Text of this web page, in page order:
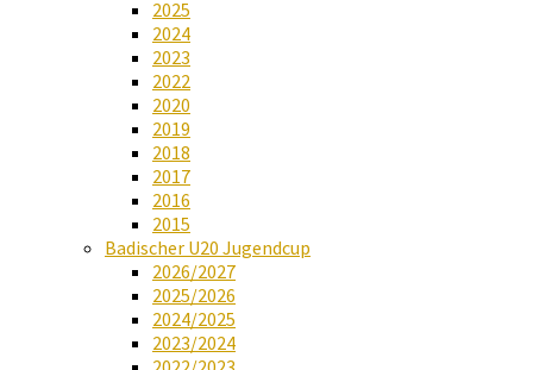
2025
2024
2023
2022
2020
2019
2018
2017
2016
2015
Badischer U20 Jugendcup
2026/2027
2025/2026
2024/2025
2023/2024